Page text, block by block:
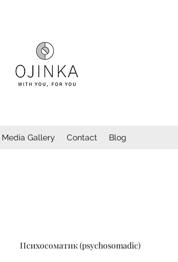
Media Gallery Contact Blog
Психосоматик (psychosomadic)